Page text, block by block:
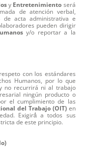
y Entretenimiento será
de atención verbal,
de acta administrativa e
pueden dirigir
y/o reportar a la
con los estándares
Humanos, por lo que
y no recurrirá ni al trabajo
ningún producto o
el cumplimiento de las
del Trabajo (OIT) en
Exigirá́ a todos sus
de este principio.